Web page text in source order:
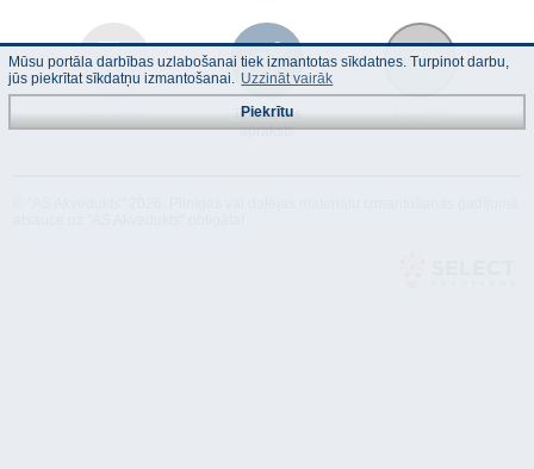
instrukcija
Tehniskais
apraksts
Mūsu portāla darbības uzlabošanai tiek izmantotas sīkdatnes. Turpinot darbu,
jūs piekrītat sīkdatņu izmantošanai. Uzzināt vairāk
Piekrītu